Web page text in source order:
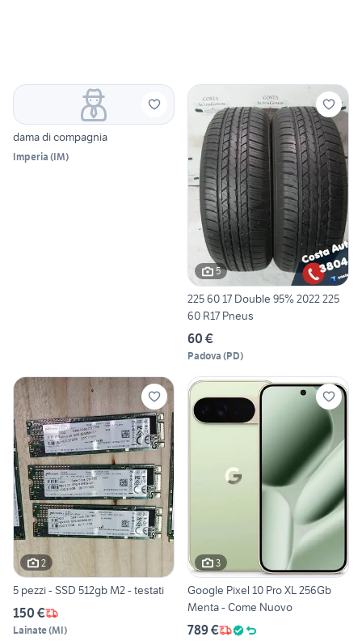
dama di compagnia
Imperia (IM)
5
225 60 17 Double 95% 2022 225
60 R17 Pneus
60 €
Padova (PD)
2
5 pezzi - SSD 512gb M2 - testati
150 €
Lainate(MI)
3
Google Pixel 10 Pro XL 256Gb
Menta - Come Nuovo
789 €